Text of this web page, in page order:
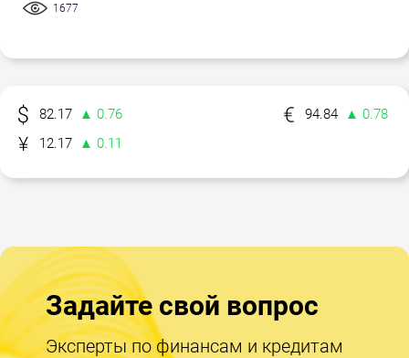
1677
82.17 ▲ 0.76 94.84
▲ 0.78
12.17
▲ 0.11
Задайте свой вопрос
Эксперты по финансам и кредитам